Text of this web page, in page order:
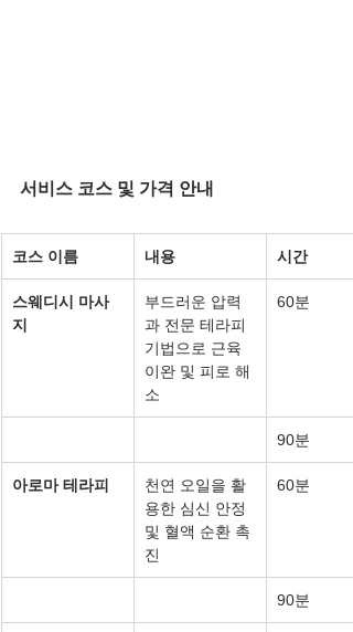
서비스 코스 및 가격 안내
코스 이름 내용 시간
스웨디시 마사
지
부드러운 압력
과 전문 테라피
기법으로 근육
이완 및 피로 해
소
60분
90분
아로마 테라피
천연 오일을 활
용한 심신 안정
및 혈액 순환 촉
진
60분
90분